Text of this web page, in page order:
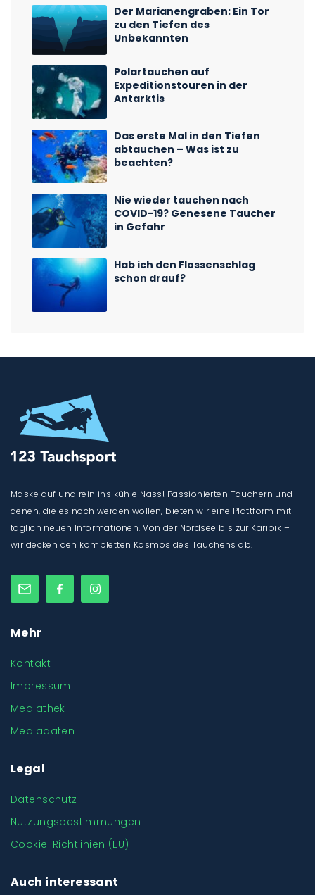
Der Marianengraben: Ein Tor
zu den Tiefen des
Unbekannten
Polartauchen auf
Expeditionstouren in der
Antarktis
Das erste Mal in den Tiefen
abtauchen – Was ist zu
beachten?
Nie wieder tauchen nach
COVID-19? Genesene Taucher
in Gefahr
Hab ich den Flossenschlag
schon drauf?
Maske auf und rein ins kühle Nass! Passionierten Tauchern und
denen, die es noch werden wollen, bieten wir eine Plattform mit
täglich neuen Informationen. Von der Nordsee bis zur Karibik –
wir decken den kompletten Kosmos des Tauchens ab.
Mehr
Kontakt
Impressum
Mediathek
Mediadaten
Legal
Datenschutz
Nutzungsbestimmungen
Cookie-Richtlinien (EU)
Auch interessant